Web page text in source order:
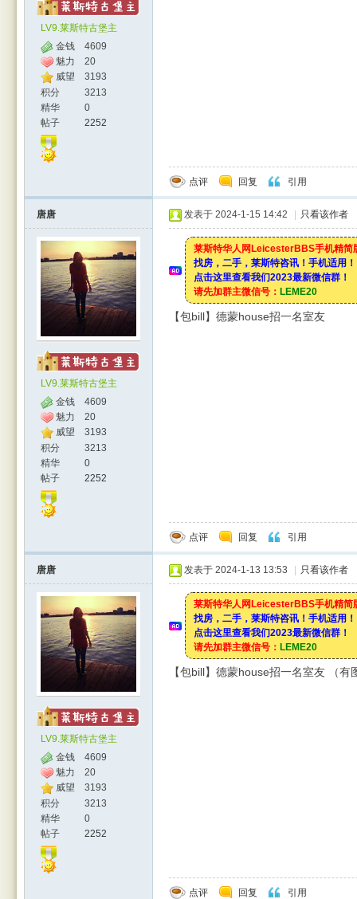
LV9.莱斯特古堡主
金钱
4609
魅力
20
威望
3193
积分
3213
精华
0
帖子
2252
点评 回复 引用
唐唐
LV9.莱斯特古堡主
金钱
4609
魅力
20
威望
3193
积分
3213
精华
0
帖子
2252
发表于 2024-1-15 14:42 只看该作者
莱斯特华人网LeicesterBBS手机精简
找房，二手，莱斯特咨讯！手机适用！
点击这里查看我们2023最新微信群！
请先加群主微信号： LEME20
【包bill】德蒙house招一名室友
点评 回复 引用
唐唐
LV9.莱斯特古堡主
金钱
4609
魅力
20
威望
3193
积分
3213
精华
0
帖子
2252
发表于 2024-1-13 13:53 只看该作者
莱斯特华人网LeicesterBBS手机精简
找房，二手，莱斯特咨讯！手机适用！
点击这里查看我们2023最新微信群！
请先加群主微信号： LEME20
【包bill】德蒙house招一名室友 （有
点评 回复 引用